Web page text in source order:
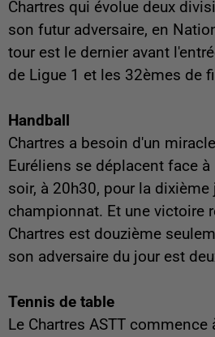
Chartres qui évolue deux
son futur adversaire, en
tour est le dernier avant
de Ligue 1 et les 32èmes de
Handball
Chartres a besoin d'un
Euréliens se déplacent face
soir, à 20h30, pour la dixième
championnat. Et une victoire
Chartres est douzième
son adversaire du jour est
Tennis de table
Le Chartres ASTT commence